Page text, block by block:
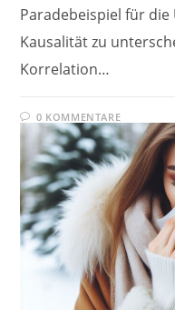
Paradebeispiel für
Kausalität zu
Korrelation…
0 KOMMENTARE